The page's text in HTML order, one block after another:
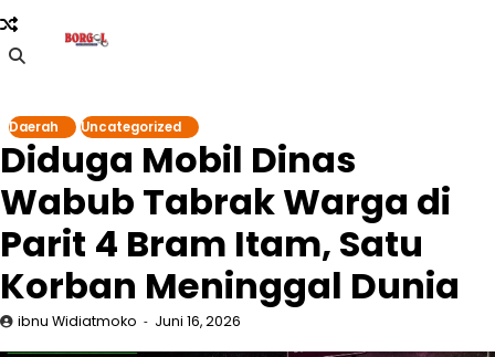
Skip
to
content
Daerah Uncategorized
Diduga Mobil Dinas
Wabub Tabrak Warga di
Parit 4 Bram Itam, Satu
Korban Meninggal Dunia
ibnu Widiatmoko Juni 16, 2026